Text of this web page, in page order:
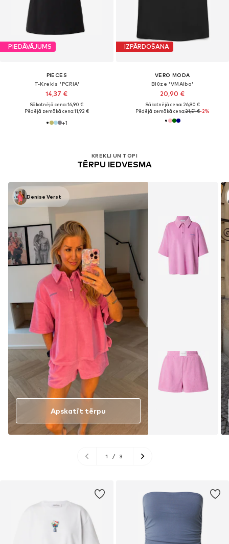
PIEDĀVĀJUMS
PIECES
T-Krekls 'PCRIA'
14,37 €
Sākotnējā cena: 16,90 €
Pēdējā zemākā cena:11,92 €
+1
IZPĀRDOŠANA
VERO MODA
Blūze 'VMAlba'
20,90 €
Sākotnējā cena: 26,90 €
Pēdējā zemākā cena:21,51 €-2%
KREKLI UN TOPI
TĒRPU IEDVESMA
Denise Verst
Apskatīt tērpu
1 / 3